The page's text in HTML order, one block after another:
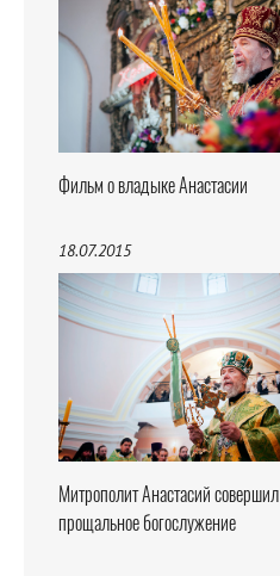
Фильм о владыке Анастасии
18.07.2015
Митрополит Анастасий совершил
прощальное богослужение